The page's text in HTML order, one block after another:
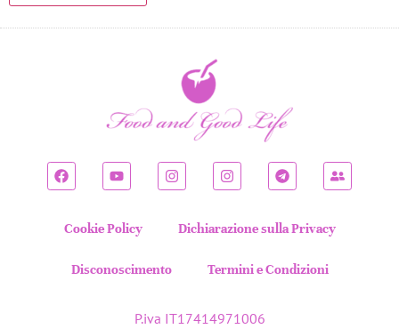
Cookie Policy Dichiarazione sulla Privacy
Disconoscimento Termini e Condizioni
P.iva IT17414971006